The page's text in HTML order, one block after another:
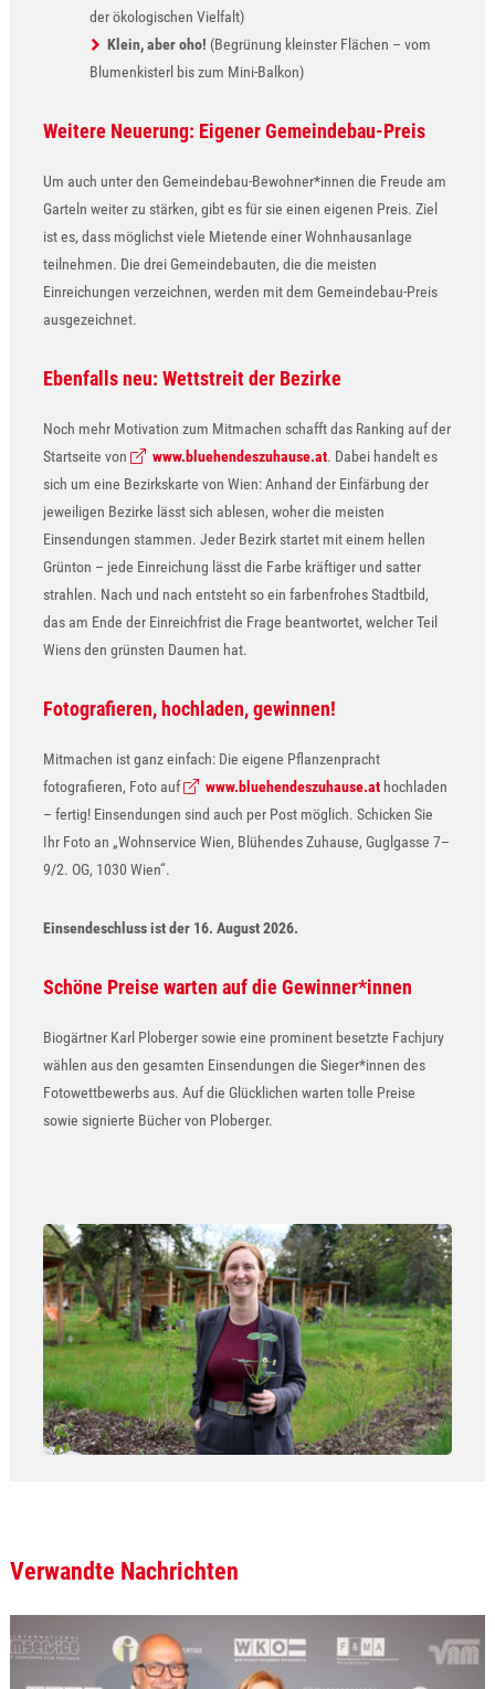
der ökologischen Vielfalt)
Klein, aber oho! (Begrünung kleinster Flächen – vom
Blumenkisterl bis zum Mini-Balkon)
Weitere Neuerung: Eigener Gemeindebau-Preis
Um auch unter den Gemeindebau-Bewohner*innen die Freude am
Garteln weiter zu stärken, gibt es für sie einen eigenen Preis. Ziel
ist es, dass möglichst viele Mietende einer Wohnhausanlage
teilnehmen. Die drei Gemeindebauten, die die meisten
Einreichungen verzeichnen, werden mit dem Gemeindebau-Preis
ausgezeichnet.
Ebenfalls neu: Wettstreit der Bezirke
Noch mehr Motivation zum Mitmachen schafft das Ranking auf der
Startseite von
www.bluehendeszuhause.at. Dabei handelt es
sich um eine Bezirkskarte von Wien: Anhand der Einfärbung der
jeweiligen Bezirke lässt sich ablesen, woher die meisten
Einsendungen stammen. Jeder Bezirk startet mit einem hellen
Grünton – jede Einreichung lässt die Farbe kräftiger und satter
strahlen. Nach und nach entsteht so ein farbenfrohes Stadtbild,
das am Ende der Einreichfrist die Frage beantwortet, welcher Teil
Wiens den grünsten Daumen hat.
Fotografieren, hochladen, gewinnen!
Mitmachen ist ganz einfach: Die eigene Pflanzenpracht
fotografieren, Foto auf
www.bluehendeszuhause.athochladen
– fertig! Einsendungen sind auch per Post möglich. Schicken Sie
Ihr Foto an „Wohnservice Wien, Blühendes Zuhause, Guglgasse 7–
9/2. OG, 1030 Wien“.
Einsendeschluss ist der 16. August 2026.
Schöne Preise warten auf die Gewinner*innen
Biogärtner Karl Ploberger sowie eine prominent besetzte Fachjury
wählen aus den gesamten Einsendungen die Sieger*innen des
Fotowettbewerbs aus. Auf die Glücklichen warten tolle Preise
sowie signierte Bücher von Ploberger.
Show larger version
Verwandte Nachrichten